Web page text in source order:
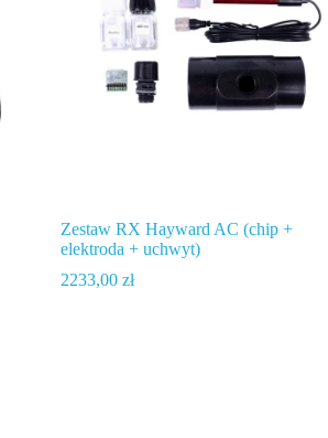
Zestaw RX Hayward AC (chip +
elektroda + uchwyt)
2233,00zł